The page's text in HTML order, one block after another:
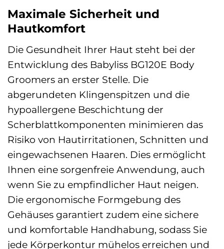
Maximale Sicherheit und
Hautkomfort
Die Gesundheit Ihrer Haut steht bei der
Entwicklung des Babyliss BG120E Body
Groomers an erster Stelle. Die
abgerundeten Klingenspitzen und die
hypoallergene Beschichtung der
Scherblattkomponenten minimieren das
Risiko von Hautirritationen, Schnitten und
eingewachsenen Haaren. Dies ermöglicht
Ihnen eine sorgenfreie Anwendung, auch
wenn Sie zu empfindlicher Haut neigen.
Die ergonomische Formgebung des
Gehäuses garantiert zudem eine sichere
und komfortable Handhabung, sodass Sie
jede Körperkontur mühelos erreichen und